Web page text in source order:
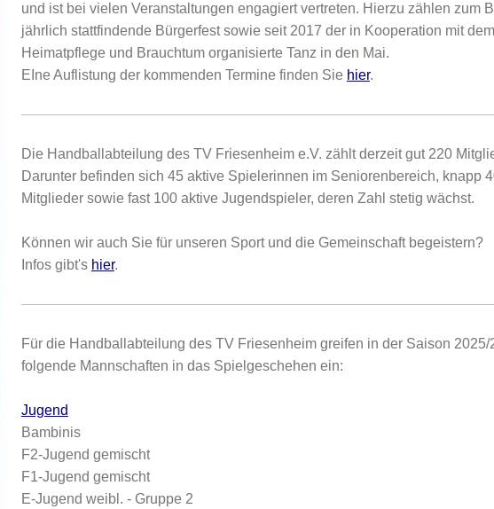
und ist bei vielen Veranstaltungen engagiert vertreten. Hierzu zählen zum
jährlich stattfindende Bürgerfest sowie seit 2017 der in Kooperation mit
Heimatpflege und Brauchtum organisierte Tanz in den Mai.
EIne Auflistung der kommenden Termine finden Sie hier.
Die Handballabteilung des TV Friesenheim e.V. zählt derzeit gut 220
Darunter befinden sich 45 aktive Spielerinnen im Seniorenbereich, knapp
Mitglieder sowie fast 100 aktive Jugendspieler, deren Zahl stetig wächst.
Können wir auch Sie für unseren Sport und die Gemeinschaft begeistern?
Infos gibt's hier.
Für die Handballabteilung des TV Friesenheim greifen in der Saison 2025/
folgende Mannschaften in das Spielgeschehen ein:
Jugend
Bambinis
F2-Jugend gemischt
F1-Jugend gemischt
E-Jugend weibl. - Gruppe 2